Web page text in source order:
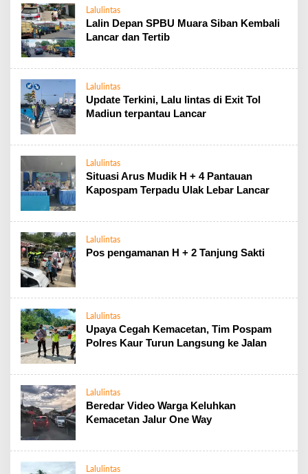
Lalulintas
Lalin Depan SPBU Muara Siban Kembali
Lancar dan Tertib
Lalulintas
Update Terkini, Lalu lintas di Exit Tol
Madiun terpantau Lancar
Lalulintas
Situasi Arus Mudik H + 4 Pantauan
Kapospam Terpadu Ulak Lebar Lancar
Lalulintas
Pos pengamanan H + 2 Tanjung Sakti
Lalulintas
Upaya Cegah Kemacetan, Tim Pospam
Polres Kaur Turun Langsung ke Jalan
Lalulintas
Beredar Video Warga Keluhkan
Kemacetan Jalur One Way
Lalulintas